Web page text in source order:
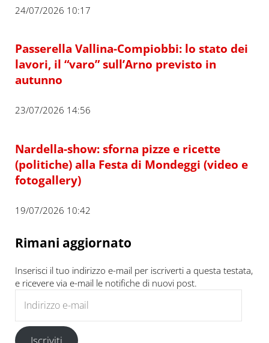
24/07/2026 10:17
Passerella Vallina-Compiobbi: lo stato dei
lavori, il “varo” sull’Arno previsto in
autunno
23/07/2026 14:56
Nardella-show: sforna pizze e ricette
(politiche) alla Festa di Mondeggi (video e
fotogallery)
19/07/2026 10:42
Rimani aggiornato
Inserisci il tuo indirizzo e-mail per iscriverti a questa testata,
e ricevere via e-mail le notifiche di nuovi post.
Iscriviti